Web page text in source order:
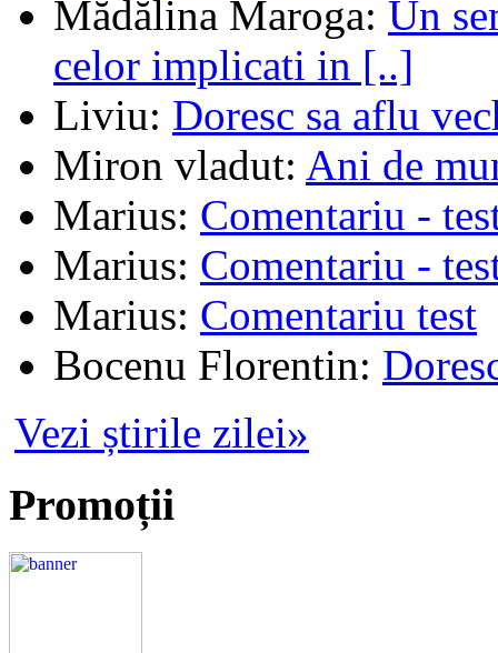
Mădălina Maroga: Un
celor implicati in [..]
Liviu: Doresc sa aflu
Miron vladut: Ani de
Marius: Comentariu -
Marius: Comentariu -
Marius: Comentariu test
Bocenu Florentin:
Vezi știrile zilei»
Promoții